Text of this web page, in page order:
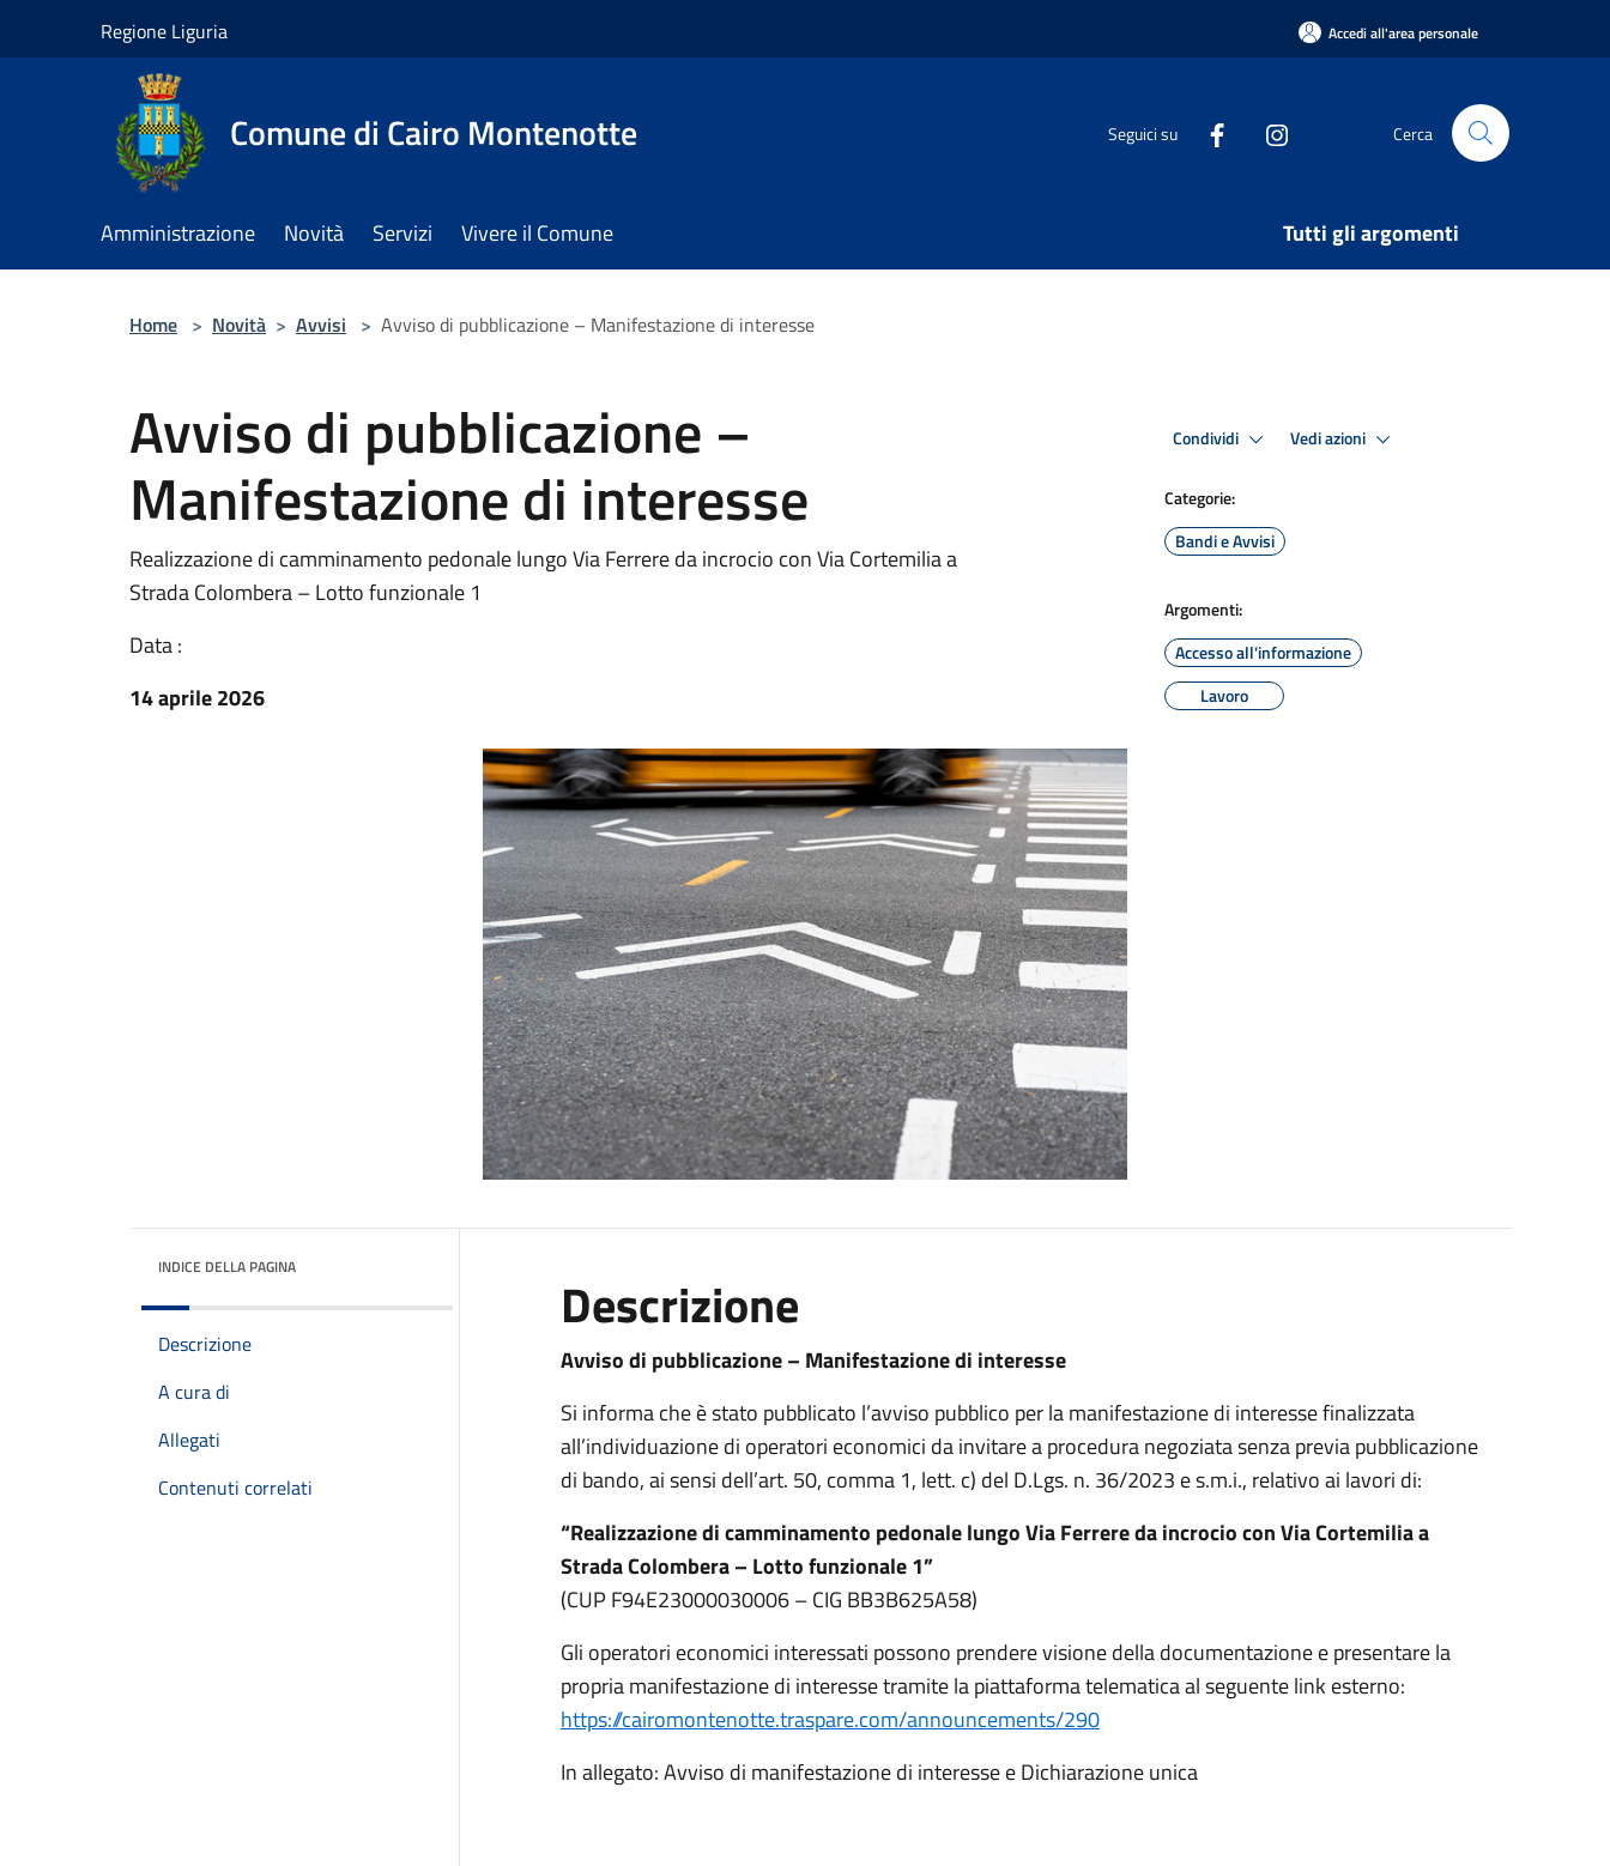
Regione Liguria Accedi all'area personale
Comune di Cairo Montenotte Seguici su Cerca
Amministrazione Novità Servizi Vivere il Comune Tutti gli argomenti
Home > Novità > Avvisi > Avviso di pubblicazione – Manifestazione di interesse
Avviso di pubblicazione –
Manifestazione di interesse
Realizzazione di camminamento pedonale lungo Via Ferrere da incrocio con Via Cortemilia a
Strada Colombera – Lotto funzionale 1
Data :
14 aprile 2026
Condividi Vedi azioni
Categorie:
Bandi e Avvisi
Argomenti:
Accesso all'informazione
Lavoro
INDICE DELLA PAGINA
Descrizione
A cura di
Allegati
Contenuti correlati
Descrizione
Avviso di pubblicazione – Manifestazione di interesse
Si informa che è stato pubblicato l’avviso pubblico per la manifestazione di interesse finalizzata
all’individuazione di operatori economici da invitare a procedura negoziata senza previa pubblicazione
di bando, ai sensi dell’art. 50, comma 1, lett. c) del D.Lgs. n. 36/2023 e s.m.i., relativo ai lavori di:
“Realizzazione di camminamento pedonale lungo Via Ferrere da incrocio con Via Cortemilia a
Strada Colombera – Lotto funzionale 1”
(CUP F94E23000030006 – CIG BB3B625A58)
Gli operatori economici interessati possono prendere visione della documentazione e presentare la
propria manifestazione di interesse tramite la piattaforma telematica al seguente link esterno:
https://cairomontenotte.traspare.com/announcements/290
In allegato: Avviso di manifestazione di interesse e Dichiarazione unica